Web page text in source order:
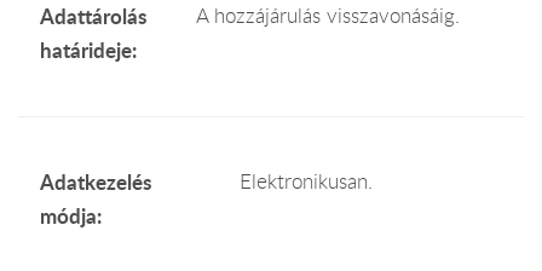
Adattárolás
határideje:
A hozzájárulás visszavonásáig.
Adatkezelés
módja:
Elektronikusan.